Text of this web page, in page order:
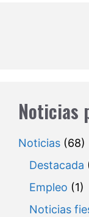
Noticias
Noticias (68)
Destacada
Empleo (1)
Noticias